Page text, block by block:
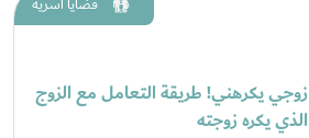
زوجي يكرهني! طريقة التعامل مع الزوج
الذي يكره زوجته